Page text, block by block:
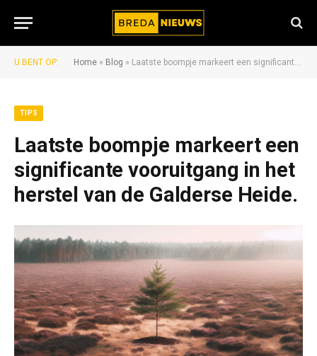
U BENT OP: Home » Blog » Laatste boompje markeert een significante vooruitgang in het herstel van de Galderse Heide.
TIPS
Laatste boompje markeert een
significante vooruitgang in het
herstel van de Galderse Heide.